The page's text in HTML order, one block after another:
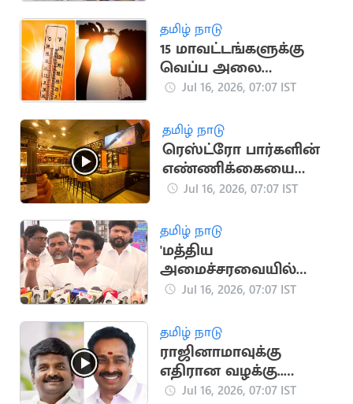
தமிழ் நாடு
15 மாவட்டங்களுக்கு
வெப்ப அலை
எச்சரிக்கை
Jul 16, 2026, 07:07 IST
தமிழ் நாடு
ரெஸ்ட்ரோ பார்களின்
எண்ணிக்கையை
அதிகரிக்க TN அரசு
Jul 16, 2026, 07:07 IST
தமிழ் நாடு
'மத்திய
அமைச்சரவையில்
ஸ்டாலின், பழனிசாமி
Jul 16, 2026, 07:07 IST
தமிழ் நாடு
ராஜினாமாவுக்கு
எதிரான வழக்கு..
விஜயபாஸ்கர்கள்
Jul 16, 2026, 07:07 IST